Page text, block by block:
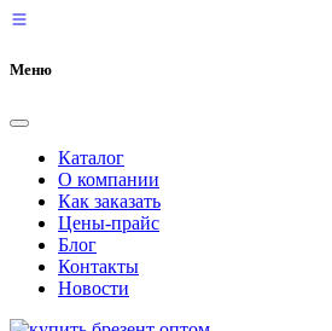
Меню
Каталог
О компании
Как заказать
Цены-прайс
Блог
Контакты
Новости